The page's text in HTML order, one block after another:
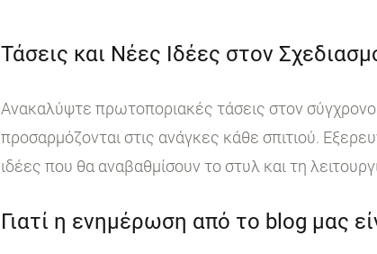
Τάσεις και Νέες Ιδέες στον
Ανακαλύψτε πρωτοποριακές τάσεις στον σύγχρονο
προσαρμόζονται στις ανάγκες κάθε σπιτιού.
ιδέες που θα αναβαθμίσουν το στυλ και τη
Γιατί η ενημέρωση από το blog μας